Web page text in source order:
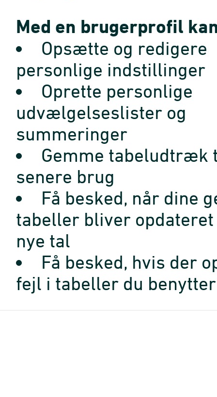
Med en brugerprofil
Opsætte og redigere
personlige indstillinger
Oprette personlige
udvælgelseslister og
summeringer
Gemme tabeludtræk
senere brug
Få besked, når dine
tabeller bliver opdateret
nye tal
Få besked, hvis der
fejl i tabeller du benytter